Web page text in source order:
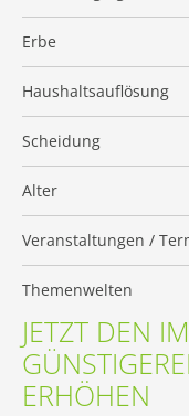
Erbe
Haushaltsauflösung
Scheidung
Alter
Veranstaltungen /
Themenwelten
JETZT DEN
ERHÖHEN